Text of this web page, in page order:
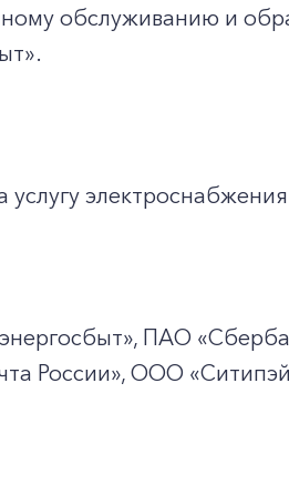
обслуживанию и
ПАО
России», ООО